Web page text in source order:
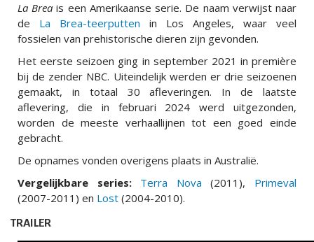
La Brea is een Amerikaanse serie. De naam verwijst naar
de La Brea-teerputten in Los Angeles, waar veel
fossielen van prehistorische dieren zijn gevonden.
Het eerste seizoen ging in september 2021 in première
bij de zender NBC. Uiteindelijk werden er drie seizoenen
gemaakt, in totaal 30 afleveringen. In de laatste
aflevering, die in februari 2024 werd uitgezonden,
worden de meeste verhaallijnen tot een goed einde
gebracht.
De opnames vonden overigens plaats in Australië.
Vergelijkbare series:
Terra Nova (2011), Primeval
(2007-2011) en Lost (2004-2010).
TRAILER